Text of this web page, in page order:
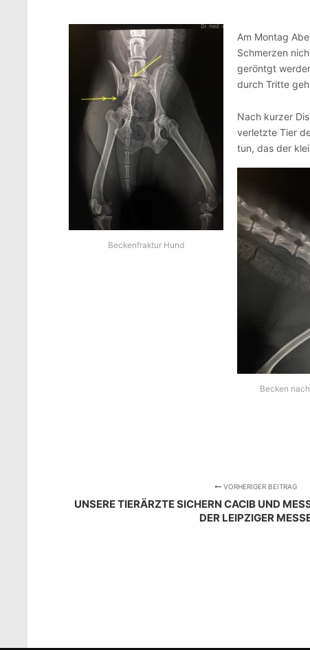
Beckenfraktur Hund
Am Montag
Schmerzen
geröntgt
durch Tritte
Nach kurzer
verletzte Tier
tun, das der
Becken
VORHERIGER BEITRAG
UNSERE TIERÄRZTE SICHERN CACIB UND
DER LEIPZIGER